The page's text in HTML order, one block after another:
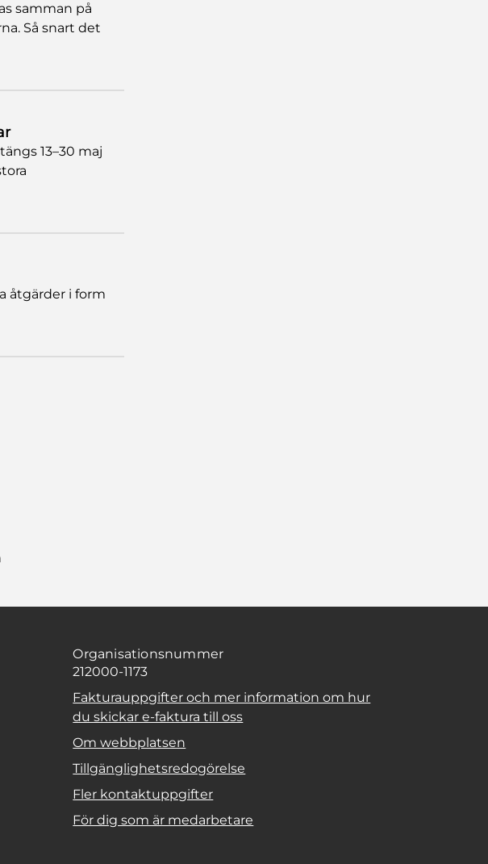
samman på
Så snart det
13–30 maj
åtgärder i form
Organisationsnummer
212000-1173
Fakturauppgifter och mer information om hur
du skickar e-faktura till oss
Om webbplatsen
Tillgänglighetsredogörelse
Fler kontaktuppgifter
För dig som är medarbetare